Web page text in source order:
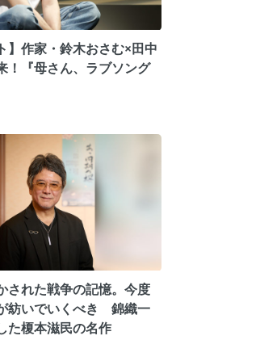
】作家・鈴木おさむ×田中
！『母さん、ラブソング
された戦争の記憶。今度
紡いでいくべき 錦織一
た榎本滋民の名作